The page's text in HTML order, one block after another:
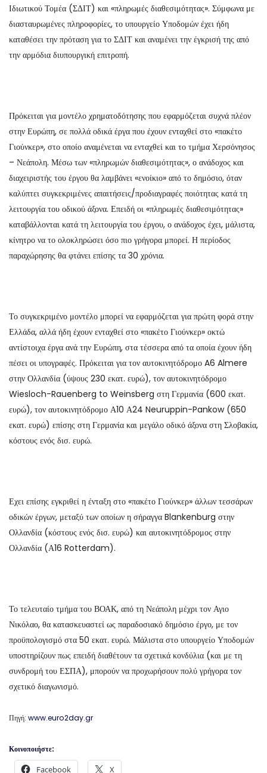
Ιδιωτικού Τομέα (ΣΔΙΤ) και «πληρωμές διαθεσιμότητας». Σύμφωνα με
διασταυρωμένες πληροφορίες, το υπουργείο Υποδομών έχει ήδη
καταθέσει την πρόταση για το ΣΔΙΤ και αναμένει την έγκρισή της από
την αρμόδια διυπουργική επιτροπή.
Πρόκειται για μοντέλο χρηματοδότησης που εφαρμόζεται συχνά πλέον
στην Ευρώπη, σε πολλά οδικά έργα που έχουν ενταχθεί στο «πακέτο
Γιούνκερ», στο οποίο αναμένεται να ενταχθεί και το τμήμα Χερσόνησος
– Νεάπολη. Μέσω των «πληρωμών διαθεσιμότητας», ο ανάδοχος και
διαχειριστής του έργου θα λαμβάνει «ενοίκιο» από το δημόσιο, όταν
καλύπτει συγκεκριμένες απαιτήσεις/προδιαγραφές ποιότητας κατά τη
λειτουργία του οδικού άξονα. Επειδή οι «πληρωμές διαθεσιμότητας»
καταβάλλονται κατά τη λειτουργία του έργου, ο ανάδοχος έχει, μάλιστα,
κίνητρο να το ολοκληρώσει όσο πιο γρήγορα μπορεί. Η περίοδος
παραχώρησης θα φτάνει επίσης τα 30 χρόνια.
Το συγκεκριμένο μοντέλο μπορεί να εφαρμόζεται για πρώτη φορά στην
Ελλάδα, αλλά ήδη έχουν ενταχθεί στο «πακέτο Γιούνκερ» οκτώ
αντίστοιχα έργα ανά την Ευρώπη, στα τέσσερα από τα οποία έχουν ήδη
πέσει οι υπογραφές. Πρόκειται για τον αυτοκινητόδρομο A6 Almere
στην Ολλανδία (ύψους 230 εκατ. ευρώ), τον αυτοκινητόδρομο
Wiesloch-Rauenberg to Weinsberg στη Γερμανία (600 εκατ.
ευρώ), τον αυτοκινητόδρομο Α10 Α24 Neuruppin-Pankow (650
εκατ. ευρώ) επίσης στη Γερμανία και μεγάλο οδικό άξονα στη Σλοβακία,
κόστους ενός δισ. ευρώ.
Εχει επίσης εγκριθεί η ένταξη στο «πακέτο Γιούνκερ» άλλων τεσσάρων
οδικών έργων, μεταξύ των οποίων η σήραγγα Blankenburg στην
Ολλανδία (κόστους ενός δισ. ευρώ) και αυτοκινητόδρομος στην
Ολλανδία (Α16 Rotterdam).
Το τελευταίο τμήμα του ΒΟΑΚ, από τη Νεάπολη μέχρι τον Αγιο
Νικόλαο, θα κατασκευαστεί ως παραδοσιακό δημόσιο έργο, με τον
προϋπολογισμό στα 50 εκατ. ευρώ. Μάλιστα στο υπουργείο Υποδομών
υποστηρίζουν πως επειδή διαθέτουν τα σχετικά κονδύλια (και με τη
συνδρομή του ΕΣΠΑ), μπορούν να προχωρήσουν πολύ γρήγορα τον
σχετικό διαγωνισμό.
Πηγή: www.euro2day.gr
Κοινοποιήστε:
Facebook X